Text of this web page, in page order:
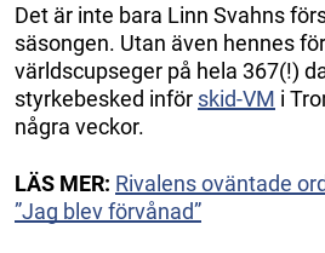
Det är inte bara Linn Svahns
säsongen. Utan även hennes
världscupseger på hela 367(!)
styrkebesked inför skid-VM i
några veckor.
LÄS MER: Rivalens oväntade
”Jag blev förvånad”